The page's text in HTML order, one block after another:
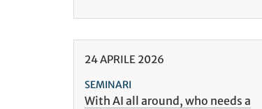
24APRILE 2026
SEMINARI
With AI all around, who needs a